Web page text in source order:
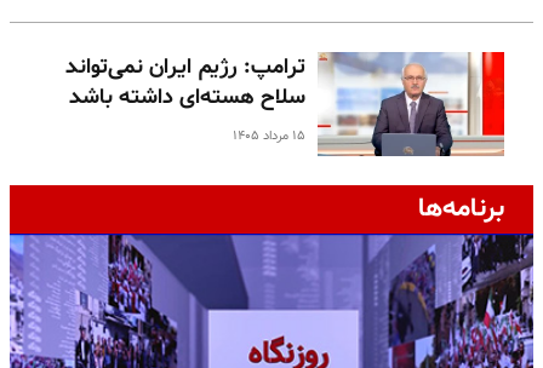
ترامپ: رژیم ایران نمی‌تواند
سلاح هسته‌ای داشته باشد
۱۵ مرداد ۱۴۰۵
برنامه‌ها